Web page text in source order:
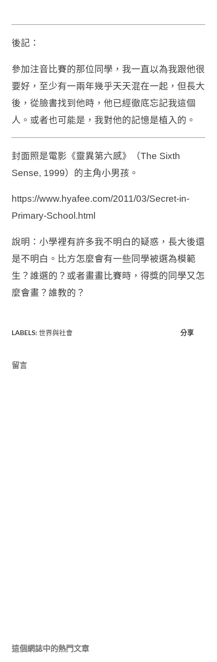
後記：
參加注音比賽的那位同學，我一直以為我跟他很
要好，至少有一兩年幾乎天天混在一起，但長大
後，從臉書找到他時，他已經徹底忘記我這個
人。或者也可能是，我對他的記憶是植入的。
封面照是電影《靈異第六感》（The Sixth
Sense, 1999）的主角小男孩。
https://www.hyafee.com/2011/03/Secret-in-
Primary-School.html
說明：小學裡有許多我不明白的疑惑，長大後還
是不明白。比方怎麼會有一些同學被選為模範
生？誰選的？或者畫畫比賽時，得獎的同學又怎
麼會畫？誰教的？
LABELS: 世界與社會 分享
留言
這個網誌中的熱門文章